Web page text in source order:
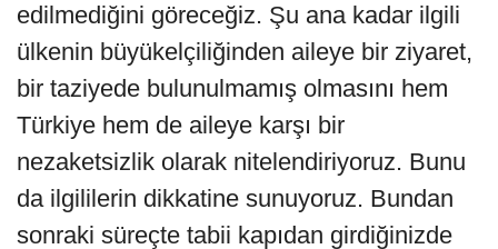
edilmediğini göreceğiz. Şu ana kadar ilgili
ülkenin büyükelçiliğinden aileye bir ziyaret,
bir taziyede bulunulmamış olmasını hem
Türkiye hem de aileye karşı bir
nezaketsizlik olarak nitelendiriyoruz. Bunu
da ilgililerin dikkatine sunuyoruz. Bundan
sonraki süreçte tabii kapıdan girdiğinizde